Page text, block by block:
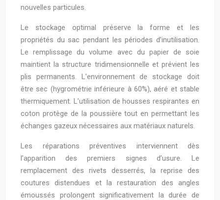
nouvelles particules.
Le stockage optimal préserve la forme et les
propriétés du sac pendant les périodes d’inutilisation.
Le remplissage du volume avec du papier de soie
maintient la structure tridimensionnelle et prévient les
plis permanents. L’environnement de stockage doit
être sec (hygrométrie inférieure à 60%), aéré et stable
thermiquement. L’utilisation de housses respirantes en
coton protège de la poussière tout en permettant les
échanges gazeux nécessaires aux matériaux naturels.
Les réparations préventives interviennent dès
l’apparition des premiers signes d’usure. Le
remplacement des rivets desserrés, la reprise des
coutures distendues et la restauration des angles
émoussés prolongent significativement la durée de